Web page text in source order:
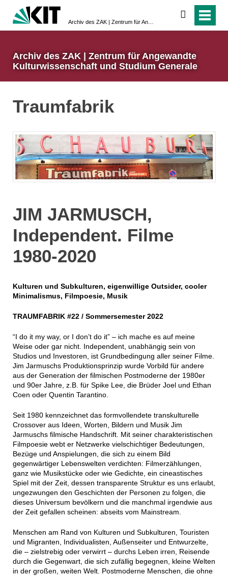
suchen
Archiv des ZAK | Zentrum für Angewandte
Kulturwissenschaft und Studium Generale
Traumfabrik
JIM JARMUSCH,
Independent. Filme
1980-2020
Kulturen und Subkulturen, eigenwillige Outsider, cooler
Minimalismus, Filmpoesie, Musik
TRAUMFABRIK #22 / Sommersemester 2022
“I do it my way, or I don’t do it” – ich mache es auf meine
Weise oder gar nicht. Independent, unabhängig sein von
Studios und Investoren, ist Grundbedingung aller seiner Filme.
Jim Jarmuschs Produktionsprinzip wurde Vorbild für andere
aus der Generation der filmischen Postmoderne der 1980er
und 90er Jahre, z.B. für Spike Lee, die Brüder Joel und Ethan
Coen oder Quentin Tarantino.
Seit 1980kennzeichnet das formvollendete transkulturelle
Crossover aus Ideen, Worten, Bildern und Musik Jim
Jarmuschs filmische Handschrift. Mit seiner charakteristischen
Filmpoesie webt er Netzwerke vielschichtiger Bedeutungen,
Bezüge und Anspielungen, die sich zu einem Bild
gegenwärtiger Lebenswelten verdichten: Filmerzählungen,
ganz wie Musikstücke oder wie Gedichte, ein cineastisches
Spiel mit der Zeit, dessen transparente Struktur es uns erlaubt,
ungezwungen den Geschichten der Personen zu folgen, die
dieses Universum bevölkern und die manchmal irgendwie aus
der Zeit gefallen scheinen: abseits vom Mainstream.
Menschen am Rand von Kulturen und Subkulturen, Touristen
und Migranten, Individualisten, Außenseiter und Entwurzelte,
die – zielstrebig oder verwirrt – durchs Leben irren, Reisende
durch die Gegenwart, die sich zufällig begegnen, kleine Welten
in der großen, weiten Welt. Postmoderne Menschen, die ohne